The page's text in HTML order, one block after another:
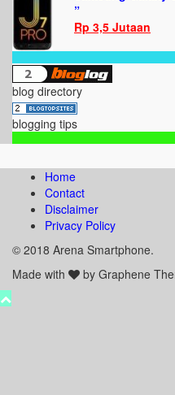
”
Rp 3,5 Jutaan
blog directory
blogging tips
Home
Contact
Disclaimer
Privacy Policy
© 2018 Arena Smartphone.
Made with
by Graphene